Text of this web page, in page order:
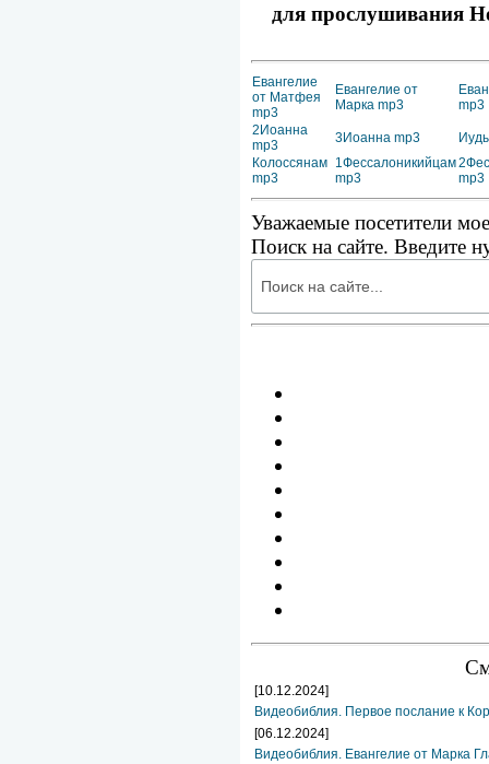
для прослушивания
Евангелие
от Матфея
mp3
Евангелие от
Марка mp3
mp3
2Иоанна
mp3
3Иоанна mp3
Колоссянам
mp3
1Фессалоникийцам
mp3
mp3
Уважаемые посетители
Поиск на сайте. Введите
[10.12.2024]
Видеобиблия. Первое послание к
[06.12.2024]
Видеобиблия. Евангелие от Марка